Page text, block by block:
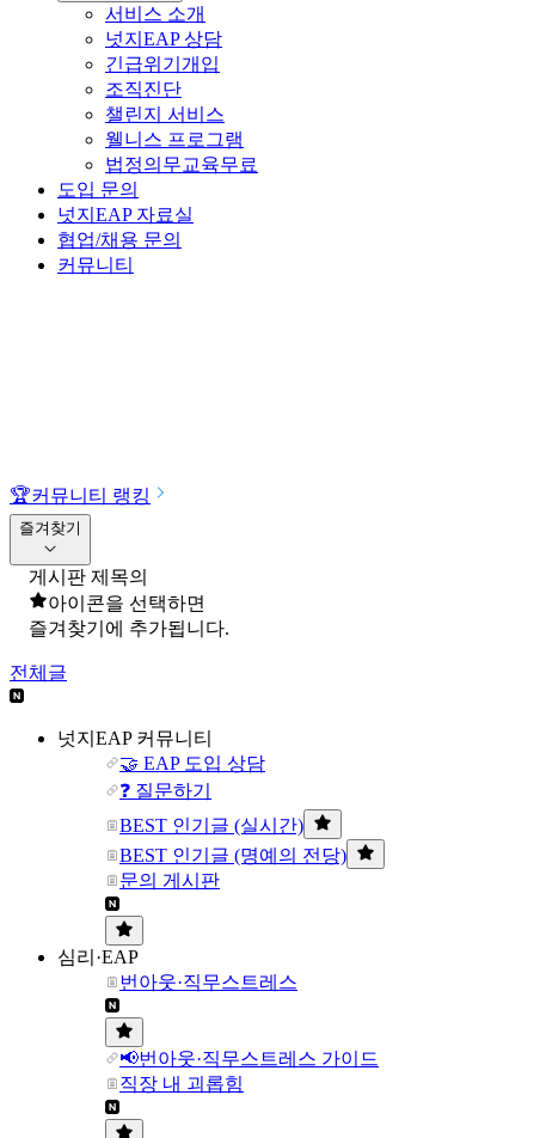
서비스 소개
넛지EAP 상담
긴급위기개입
조직진단
챌린지 서비스
웰니스 프로그램
법정의무교육무료
도입 문의
넛지EAP 자료실
협업/채용 문의
커뮤니티
🏆커뮤니티 랭킹
즐겨찾기
게시판 제목의
아이콘을 선택하면
즐겨찾기에 추가됩니다.
전체글
넛지EAP 커뮤니티
🤝 EAP 도입 상담
❓ 질문하기
BEST 인기글 (실시간)
BEST 인기글 (명예의 전당)
문의 게시판
심리·EAP
번아웃·직무스트레스
📢번아웃·직무스트레스 가이드
직장 내 괴롭힘